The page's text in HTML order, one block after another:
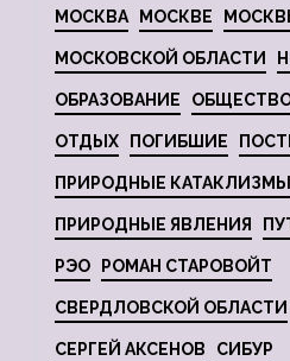
МОСКВА МОСКВЕ
МОСКОВСКОЙ ОБЛАСТИ
ОБРАЗОВАНИЕ
ОТДЫХ ПОГИБШИЕ
ПРИРОДНЫЕ КАТАКЛИЗМЫ
ПРИРОДНЫЕ ЯВЛЕНИЯ
РЭО РОМАН СТАРОВОЙТ
СВЕРДЛОВСКОЙ ОБЛАСТИ
СЕРГЕЙ АКСЕНОВ СИБУР